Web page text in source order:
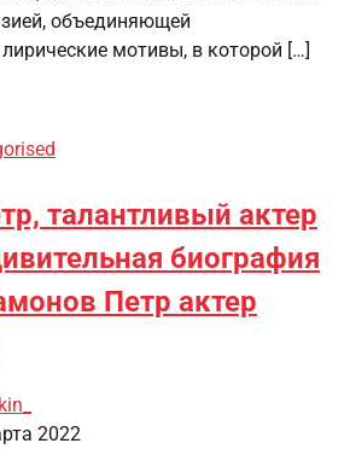
объединяющей
мотивы, в которой […]
талантливый актер
биография
Петр актер
2022